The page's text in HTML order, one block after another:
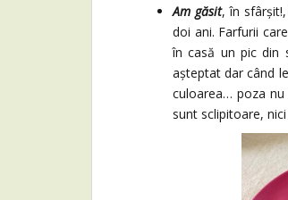
Am găsit, în
doi ani. Farfurii
în casă un pic din
așteptat dar când
culoarea… poza nu
sunt sclipitoare,